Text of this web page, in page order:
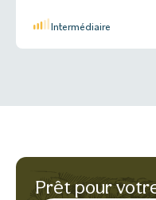
Intermédiaire
Prêt pour